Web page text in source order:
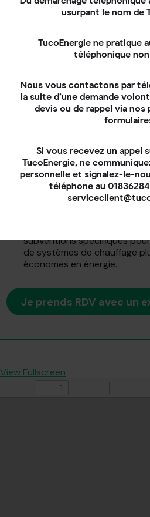
Les aides
disponibles
ne sont pas éligibles à
taux zéro. Cependant, d’autres
aider à financer votre projet :
Les Certificats d’Économie
primes versées par les
montant dépend de votre
installé.
TVA réduite à 10 %:
l’installation est réalisée par
subventions spécifiques
de systèmes de chauffage
économes en énergie.
Je prends RDV avec un
View Fullscreen
usurpant le nom de
TucoEnergie ne pratique
téléphonique
Nous vous contactons par
la suite d’une demande
devis ou de rappel via nos
Si vous recevez un appel
TucoEnergie, ne
personnelle et signalez-le-
téléphone au